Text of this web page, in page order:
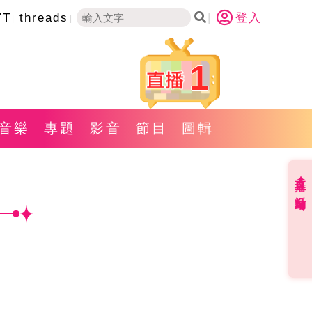
threads 登入
1
樂 專題 影音 節目 圖輯
直播✦活動